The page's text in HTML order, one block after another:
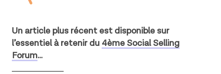
Un article plus récent est disponible sur
l’essentiel à retenir du 4ème Social Selling
Forum…